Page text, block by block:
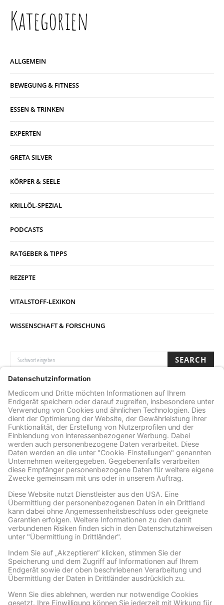
Kategorien
ALLGEMEIN
BEWEGUNG & FITNESS
ESSEN & TRINKEN
EXPERTEN
GRETA SILVER
KÖRPER & SEELE
KRILLÖL-SPEZIAL
PODCASTS
RATGEBER & TIPPS
REZEPTE
VITALSTOFF-LEXIKON
WISSENSCHAFT & FORSCHUNG
SUCHE NACH: SEARCH
Archive
ARCHIVE
Facebook
Wir benötigen Ihre Zustimmung, um den Facebook
Wir verwenden Facebook Social Plugins, um
Inhalte einzubetten. Dieser Service kann
Daten zu Ihren Aktivitäten sammeln. Bitte
lesen Sie die Details durch und stimmen Sie
der Nutzung des Service zu, um diese